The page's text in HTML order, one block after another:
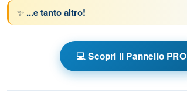
tempo Quiz Paramotore
✨ ...e tanto altro!
💻 Scopri il Pannello PRO